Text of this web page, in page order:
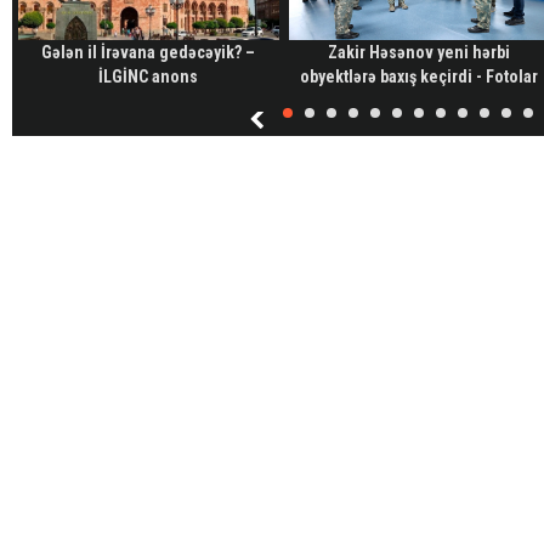
Gələn il İrəvana gedəcəyik? –
İLGİNC anons
Zakir Həsənov yeni hərbi
obyektlərə baxış keçirdi - Fotolar